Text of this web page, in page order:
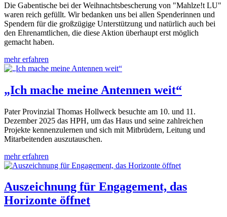
Die Gabentische bei der Weihnachtsbescherung von "Mahlze!t LU"
waren reich gefüllt. Wir bedanken uns bei allen Spenderinnen und
Spendern für die großzügige Unterstützung und natürlich auch bei
den Ehrenamtlichen, die diese Aktion überhaupt erst möglich
gemacht haben.
mehr erfahren
„Ich mache meine Antennen weit“
Pater Provinzial Thomas Hollweck besuchte am 10. und 11.
Dezember 2025 das HPH, um das Haus und seine zahlreichen
Projekte kennenzulernen und sich mit Mitbrüdern, Leitung und
Mitarbeitenden auszutauschen.
mehr erfahren
Auszeichnung für Engagement, das
Horizonte öffnet